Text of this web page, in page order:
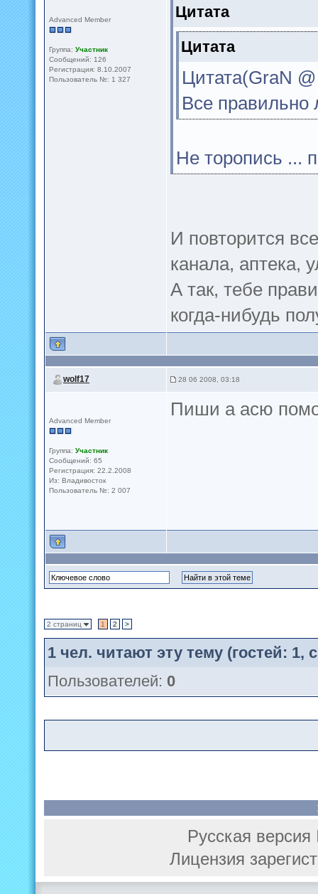
Advanced Member
Группа: Участник
Сообщений: 126
Регистрация: 8.10.2007
Пользователь №: 1 327
Цитата
Цитата
Цитата(GraN
Все правильно
Не торопись ...
И повторится
канала, аптека,
А так, тебе
когда-нибудь
wolf17 28 06 2008, 03:18
Advanced Member
Группа: Участник
Сообщений: 65
Регистрация: 22.2.2008
Из: Владивосток
Пользователь №: 2 007
Пиши а асю
2 страниц 1 2 >
1 чел. читают эту тему (гостей: 1,
Пользователей: 0
Русская
Лицензия